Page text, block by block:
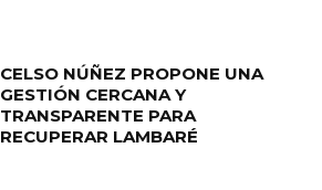
CELSO NÚÑEZ PROPONE UNA
GESTIÓN CERCANA Y
TRANSPARENTE PARA
RECUPERAR LAMBARÉ